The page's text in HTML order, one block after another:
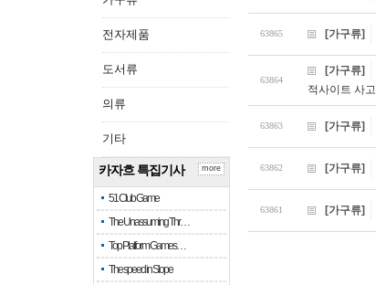
전자제품
도서류
의류
기타
카자흐 특집기사
51 Club Game
The Unassuming Thr…
Top Platform Games…
The speed in Slope
more
63865 [가구류]
63864
[가구류]
적사이트 사고
63863 [가구류]
63862 [가구류]
63861 [가구류]